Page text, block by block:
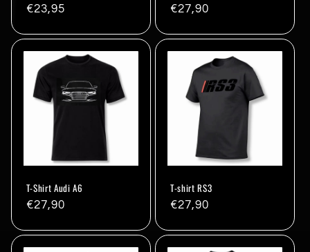
Prix
€23,95
Prix
€27,90
T-Shirt Audi A6
Prix
€27,90
T-shirt RS3
Prix
€27,90